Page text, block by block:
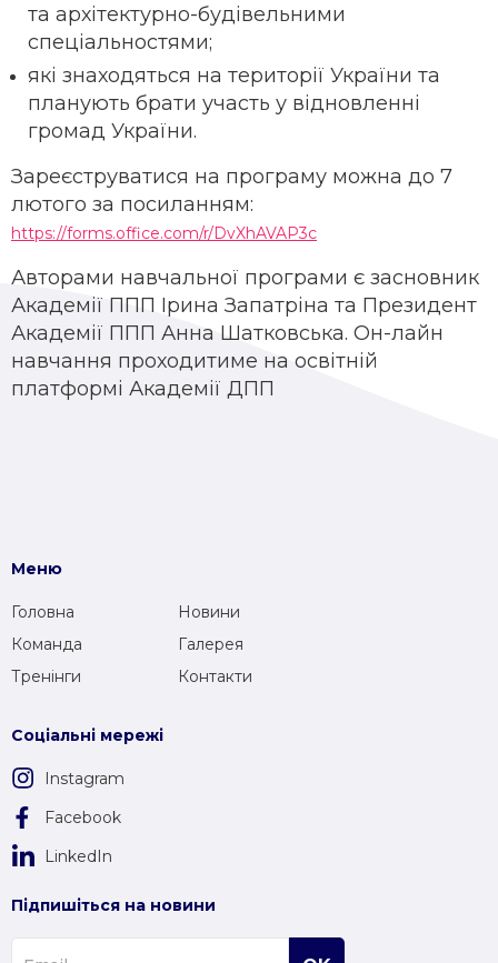
та архітектурно-будівельними
спеціальностями;
які знаходяться на території України та
планують брати участь у відновленні
громад України.
Зареєструватися на програму можна до 7
лютого за посиланням:
https://forms.office.com/r/DvXhAVAP3c
Авторами навчальної програми є засновник
Академії ППП Ірина Запатріна та Президент
Академії ППП Анна Шатковська. Он-лайн
навчання проходитиме на освітній
платформі Академії ДПП
Меню
Головна
Новини
Команда
Галерея
Тренінги
Контакти
Соціальні мережі
Instagram
Facebook
LinkedIn
Підпишіться на новини